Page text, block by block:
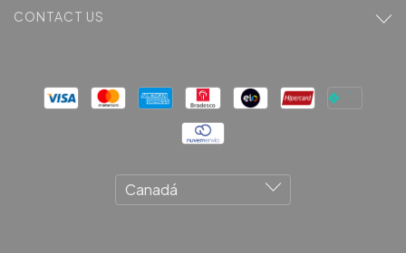
CONTACT US